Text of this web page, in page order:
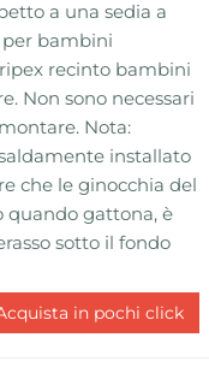
a una sedia a
bambini
recinto bambini
Non sono necessari
Nota:
installato
che le ginocchia del
quando gattona, è
sotto il fondo
in pochi click